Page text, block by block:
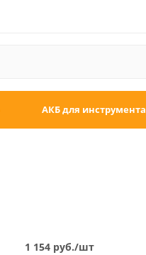
АКБ для инструмента
1 154 руб./шт